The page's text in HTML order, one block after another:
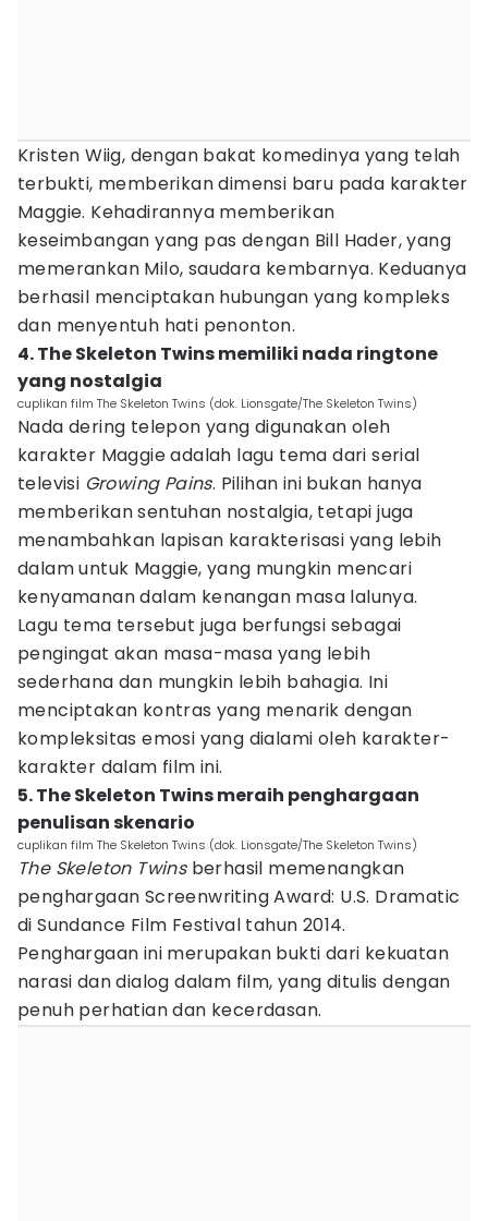
Kristen Wiig, dengan bakat komedinya yang telah
terbukti, memberikan dimensi baru pada karakter
Maggie. Kehadirannya memberikan
keseimbangan yang pas dengan Bill Hader, yang
memerankan Milo, saudara kembarnya. Keduanya
berhasil menciptakan hubungan yang kompleks
dan menyentuh hati penonton.
4. The Skeleton Twins memiliki nada ringtone
yang nostalgia
cuplikan film The Skeleton Twins (dok. Lionsgate/The Skeleton Twins)
Nada dering telepon yang digunakan oleh
karakter Maggie adalah lagu tema dari serial
televisi Growing Pains. Pilihan ini bukan hanya
memberikan sentuhan nostalgia, tetapi juga
menambahkan lapisan karakterisasi yang lebih
dalam untuk Maggie, yang mungkin mencari
kenyamanan dalam kenangan masa lalunya.
Lagu tema tersebut juga berfungsi sebagai
pengingat akan masa-masa yang lebih
sederhana dan mungkin lebih bahagia. Ini
menciptakan kontras yang menarik dengan
kompleksitas emosi yang dialami oleh karakter-
karakter dalam film ini.
5. The Skeleton Twins meraih penghargaan
penulisan skenario
cuplikan film The Skeleton Twins (dok. Lionsgate/The Skeleton Twins)
The Skeleton Twinsberhasil memenangkan
penghargaan Screenwriting Award: U.S. Dramatic
di Sundance Film Festival tahun 2014.
Penghargaan ini merupakan bukti dari kekuatan
narasi dan dialog dalam film, yang ditulis dengan
penuh perhatian dan kecerdasan.